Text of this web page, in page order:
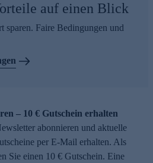
auf einen Blick
sparen. Faire Bedingungen und
– 10 € Gutschein erhalten
abonnieren und aktuelle
per E-Mail erhalten. Als
Sie einen 10 € Gutschein. Eine